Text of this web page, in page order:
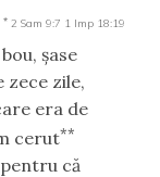
* 2 Sam 9:7 1 Imp 18:19
şase
zece zile,
era de
cerut**
că